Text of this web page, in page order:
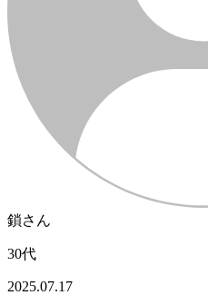
鎖さん
30代
2025.07.17